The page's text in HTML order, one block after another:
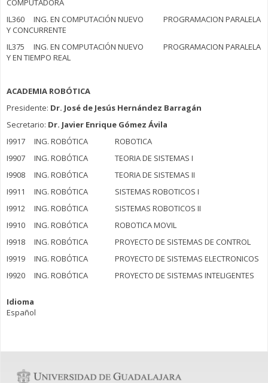
COMPUTADORA
IL360 ING. EN COMPUTACIÓN NUEVO PROGRAMACION PARALELA
Y CONCURRENTE
IL375 ING. EN COMPUTACIÓN NUEVO PROGRAMACION PARALELA
Y EN TIEMPO REAL
ACADEMIA ROBÓTICA
Presidente: Dr. José de Jesús Hernández Barragán
Secretario: Dr. Javier Enrique Gómez Ávila
I9917 ING. ROBÓTICA ROBOTICA
I9907 ING. ROBÓTICA TEORIA DE SISTEMAS I
I9908 ING. ROBÓTICA TEORIA DE SISTEMAS II
I9911 ING. ROBÓTICA SISTEMAS ROBOTICOS I
I9912 ING. ROBÓTICA SISTEMAS ROBOTICOS II
I9910 ING. ROBÓTICA ROBOTICA MOVIL
I9918 ING. ROBÓTICA PROYECTO DE SISTEMAS DE CONTROL
I9919 ING. ROBÓTICA PROYECTO DE SISTEMAS ELECTRONICOS
I9920 ING. ROBÓTICA PROYECTO DE SISTEMAS INTELIGENTES
Idioma
Español